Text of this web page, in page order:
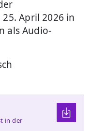
April 2026 in
als Audio-
in der